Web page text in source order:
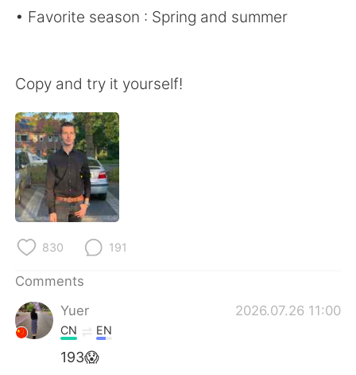
• Favorite season : Spring and summer
Copy and try it yourself!
830 191
Comments
Yuer
2026.07.26 11:00
CN EN
193😱